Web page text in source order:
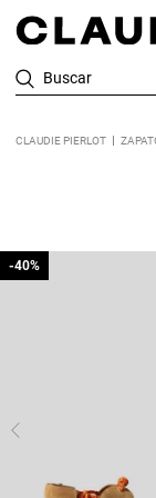
Buscar
CLAUDIE PIERLOT
-40%
-40%